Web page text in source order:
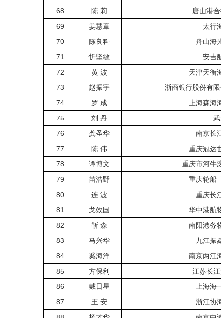
68
陈 莉
唐山港
69
姜慧章
太行
70
陈良科
舟山海
71
忻坚敏
安吉
72
黄 波
天津天衡
73
赵振宇
浙商银行股份有
74
罗 成
上海森海
75
刘 丹
76
龚圣华
南京长
77
陈 伟
重庆冠达
78
谭博文
重庆市河牛
79
苗浩野
重庆轮船
80
连 波
重庆长
81
戈效国
华中港航
82
靳 森
南阳港务
83
马兴华
九江振
84
奚海洋
南京两江
85
方保利
江苏长
86
戴日星
上海海
87
王 安
浙江协